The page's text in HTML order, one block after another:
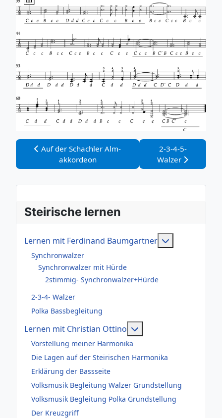
Vorheriger Beitrag: Auf der Schachler Alm-akkordeon
Auf der Schachler Alm-
akkordeon
Nächster
2-3-4-5-
Walzer
Steirische lernen
Lernen mit Ferdinand Baumgartner
Synchronwalzer
Synchronwalzer mit Hürde
2stimmig- Synchronwalzer+Hürde
2-3-4- Walzer
Polka Bassbegleitung
Lernen mit Christian Ottino
Vorstellung meiner Harmonika
Die Lagen auf der Steirischen Harmonika
Erklärung der Bassseite
Volksmusik Begleitung Walzer Grundstellung
Volksmusik Begleitung Polka Grundstellung
Der Kreuzgriff